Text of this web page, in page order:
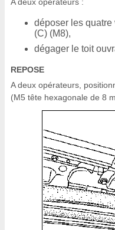
déposer les
(C) (M8),
dégager le toit
REPOSE
A deux opérateurs,
(M5 tête hexagonale de 8